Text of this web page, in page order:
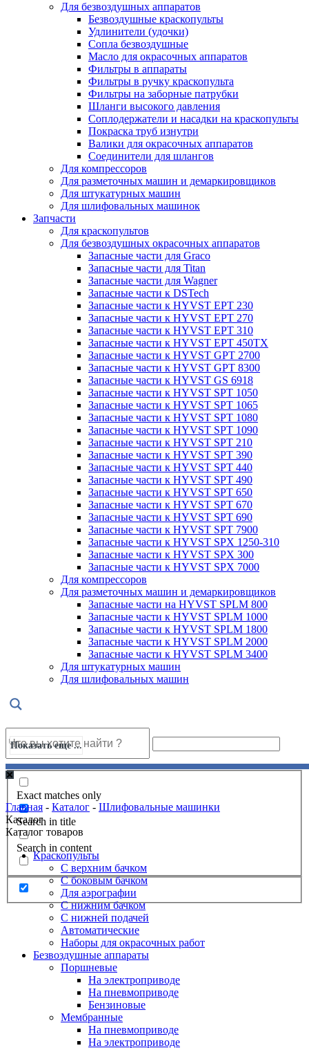
Для безвоздушных аппаратов
Безвоздушные краскопульты
Удлинители (удочки)
Сопла безвоздушные
Масло для окрасочных аппаратов
Фильтры в аппараты
Фильтры в ручку краскопульта
Фильтры на заборные патрубки
Шланги высокого давления
Соплодержатели и насадки на краскопульты
Покраска труб изнутри
Валики для окрасочных аппаратов
Соединители для шлангов
Для компрессоров
Для разметочных машин и демаркировщиков
Для штукатурных машин
Для шлифовальных машинок
Запчасти
Для краскопультов
Для безвоздушных окрасочных аппаратов
Запасные части для Graco
Запасные части для Titan
Запасные части для Wagner
Запасные части к DSTech
Запасные части к HYVST EPT 230
Запасные части к HYVST EPT 270
Запасные части к HYVST EPT 310
Запасные части к HYVST EPT 450TX
Запасные части к HYVST GPT 2700
Запасные части к HYVST GPT 8300
Запасные части к HYVST GS 6918
Запасные части к HYVST SPT 1050
Запасные части к HYVST SPT 1065
Запасные части к HYVST SPT 1080
Запасные части к HYVST SPT 1090
Запасные части к HYVST SPT 210
Запасные части к HYVST SPT 390
Запасные части к HYVST SPT 440
Запасные части к HYVST SPT 490
Запасные части к HYVST SPT 650
Запасные части к HYVST SPT 670
Запасные части к HYVST SPT 690
Запасные части к HYVST SPT 7900
Запасные части к HYVST SPX 1250-310
Запасные части к HYVST SPX 300
Запасные части к HYVST SPX 7000
Для компрессоров
Для разметочных машин и демаркировщиков
Запасные части на HYVST SPLM 800
Запасные части к HYVST SPLM 1000
Запасные части к HYVST SPLM 1800
Запасные части к HYVST SPLM 2000
Запасные части к HYVST SPLM 3400
Для штукатурных машин
Для шлифовальных машин
Показать еще ...
Exact matches only
Search in title
Search in content
Главная - Каталог - Шлифовальные машинки
Каталог
Каталог товаров
Краскопульты
С верхним бачком
С боковым бачком
Для аэрографии
С нижним бачком
С нижней подачей
Автоматические
Наборы для окрасочных работ
Безвоздушные аппараты
Поршневые
На электроприводе
На пневмоприводе
Бензиновые
Мембранные
На пневмоприводе
На электроприводе